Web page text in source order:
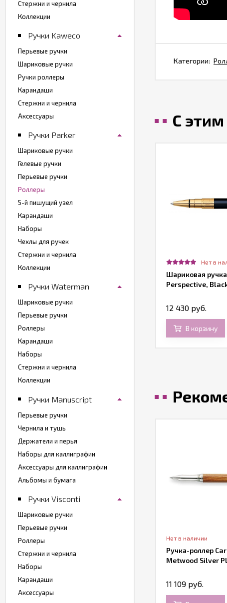
Категории:
С
Нет в
Шариковая
Perspective,
12 430 руб.
В корзину
Нет в наличии
Ручка-роллер
Metwood Silver
11 109 руб.
Стержни и чернила
Коллекции
Ручки Kaweco
Перьевые ручки
Шариковые ручки
Ручки роллеры
Карандаши
Стержни и чернила
Аксессуары
Ручки Parker
Шариковые ручки
Гелевые ручки
Перьевые ручки
Роллеры
5-й пишущий узел
Карандаши
Наборы
Чехлы для ручек
Стержни и чернила
Коллекции
Ручки Waterman
Шариковые ручки
Перьевые ручки
Роллеры
Карандаши
Наборы
Стержни и чернила
Коллекции
Ручки Manuscript
Перьевые ручки
Чернила и тушь
Держатели и перья
Наборы для каллиграфии
Аксессуары для каллиграфии
Альбомы и бумага
Ручки Visconti
Шариковые ручки
Перьевые ручки
Роллеры
Стержни и чернила
Наборы
Карандаши
Аксессуары